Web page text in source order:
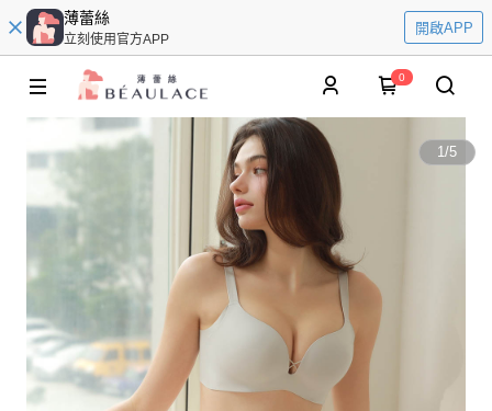
薄蕾絲
立刻使用官方APP
開啟APP
0
1/5